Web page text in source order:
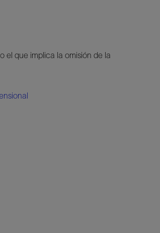
el que implica la omisión de la